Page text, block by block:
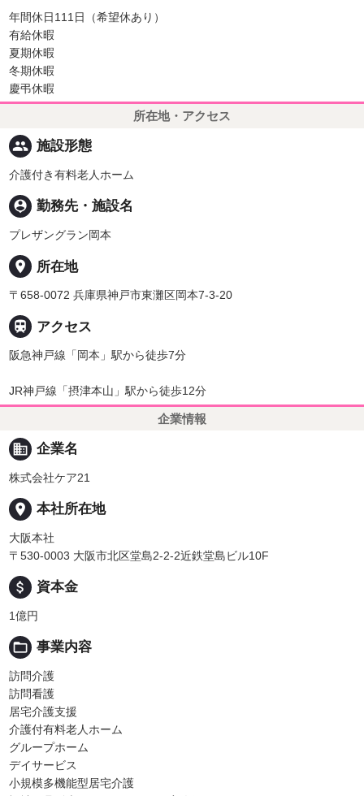
年間休日111日（希望休あり）
有給休暇
夏期休暇
冬期休暇
慶弔休暇
所在地・アクセス
people 施設形態
介護付き有料老人ホーム
person_pin 勤務先・施設名
プレザングラン岡本
place 所在地
〒658-0072 兵庫県神戸市東灘区岡本7-3-20
 アクセス
阪急神戸線「岡本」駅から徒歩7分
JR神戸線「摂津本山」駅から徒歩12分
企業情報
business 企業名
株式会社ケア21
place 本社所在地
大阪本社
〒530-0003 大阪市北区堂島2-2-2近鉄堂島ビル10F
attach_money 資本金
1億円
folder_open 事業内容
訪問介護
訪問看護
居宅介護支援
介護付有料老人ホーム
グループホーム
デイサービス
小規模多機能型居宅介護